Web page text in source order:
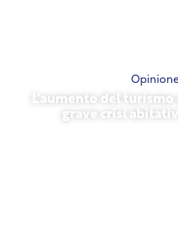
L'aumento del turismo
grave crisi